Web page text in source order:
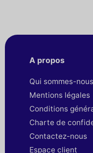
A propos
Qui sommes-
Mentions légales
Conditions
Charte de
Contactez-nous
Espace client